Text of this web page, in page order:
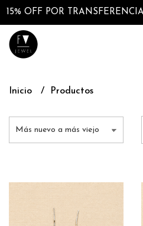
15% OFF POR
Inicio Productos